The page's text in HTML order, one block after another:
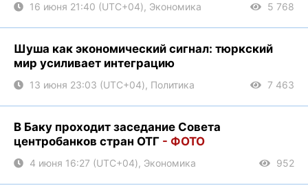
16 июня 21:40 (UTC+04), Экономика 5 768
Шуша как экономический сигнал: тюркский
мир усиливает интеграцию
13 июня 23:03 (UTC+04), Политика 7 463
В Баку проходит заседание Совета
центробанков стран ОТГ - ФОТО
4 июня 16:27 (UTC+04), Экономика 952